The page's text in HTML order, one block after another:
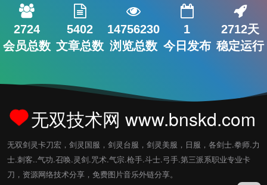
2724
会员总数
5402
文章总数
14756230
浏览总数
1
今日发布
2712天
稳定运行
无双技术网 www.bnskd.com
无双剑灵卡刀宏，剑灵国服，剑灵台服，剑灵美服，日服，各剑士.拳师.力
士.刺客..气功.召唤.灵剑.咒术.气宗.枪手.斗士.弓手.第三派系职业专业卡
刀，资源网络技术分享，免费图片音乐外链分享。